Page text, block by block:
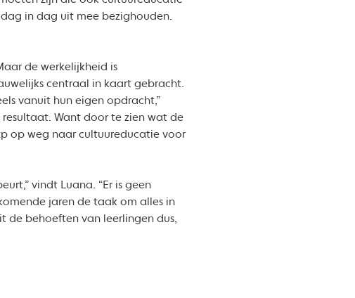
in dag uit mee bezighouden.
de werkelijkheid is
centraal in kaart gebracht.
vanuit hun eigen opdracht,”
Want door te zien wat de
op weg naar cultuureducatie voor
vindt Luana. “Er is geen
jaren de taak om alles in
behoeften van leerlingen dus,